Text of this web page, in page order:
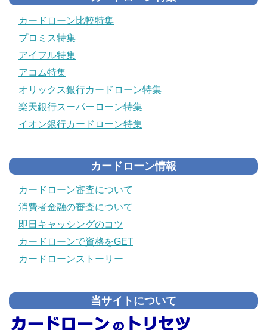
カードローン比較特集
プロミス特集
アイフル特集
アコム特集
オリックス銀行カードローン特集
楽天銀行スーパーローン特集
イオン銀行カードローン特集
カードローン情報
カードローン審査について
消費者金融の審査について
即日キャッシングのコツ
カードローンで資格をGET
カードローンストーリー
当サイトについて